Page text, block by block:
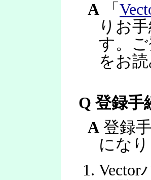
A 「
りお
す。
をお
Q 登録手
A 登録
にな
Vector